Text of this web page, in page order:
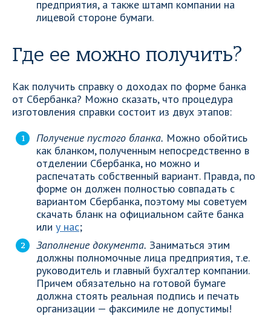
предприятия, а также штамп компании на
лицевой стороне бумаги.
Где ее можно получить?
Как получить справку о доходах по форме банка
от Сбербанка? Можно сказать, что процедура
изготовления справки состоит из двух этапов:
Получение пустого бланка. Можно обойтись
как бланком, полученным непосредственно в
отделении Сбербанка, но можно и
распечатать собственный вариант. Правда, по
форме он должен полностью совпадать с
вариантом Сбербанка, поэтому мы советуем
скачать бланк на официальном сайте банка
или у нас;
Заполнение документа. Заниматься этим
должны полномочные лица предприятия, т.е.
руководитель и главный бухгалтер компании.
Причем обязательно на готовой бумаге
должна стоять реальная подпись и печать
организации — факсимиле не допустимы!